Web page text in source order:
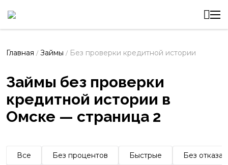
Главная / Займы / Без проверки кредитной истории
Займы без проверки
кредитной истории в
Омске — страница 2
Все Без процентов Быстрые Без отказа